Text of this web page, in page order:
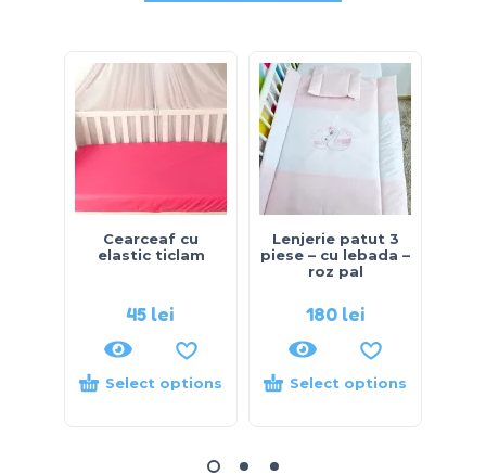
Cearceaf cu
elastic ticlam
45 lei
Select options
Lenjerie patut 3
piese – cu lebada –
roz pal
180 lei
Select options